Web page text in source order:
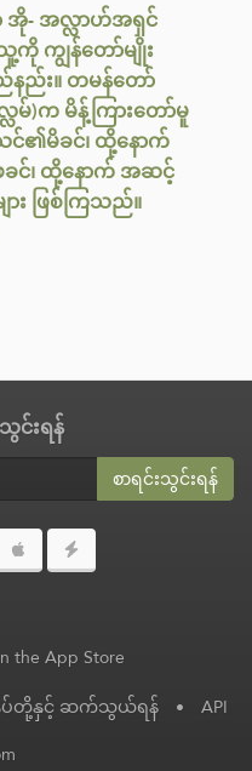
အို- အလ္လာဟ်အရှင်
ကျွန်တော်မျိုး
ည်း။ တမန်‌တော်
)က မိန့်ကြားတော်မူ
၏မိခင်၊ ထို့နောက်
င်၊ ထို့နောက် အဆင့်
း ဖြစ်ကြသည်။
င်းရန်
စာရင်းသွင်းရန်
ပ်တို့နှင့် ဆက်သွယ်ရန် • API